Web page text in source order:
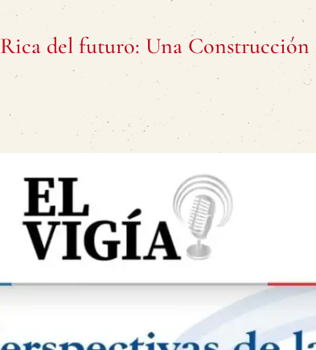
Rica del futuro: Una